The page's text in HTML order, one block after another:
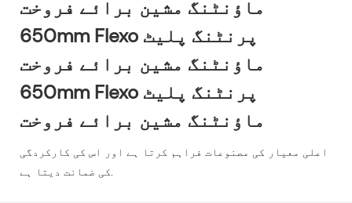
ماؤنٹنگ مشین برائے فروخت
650mm Flexo پرنٹنگ پلیٹ
ماؤنٹنگ مشین برائے فروخت
650mm Flexo پرنٹنگ پلیٹ
ماؤنٹنگ مشین برائے فروخت
اعلی معیار کی مصنوعات فراہم کرتا ہے اور اس کی کارکردگی
کی ضمانت دیتا ہے.